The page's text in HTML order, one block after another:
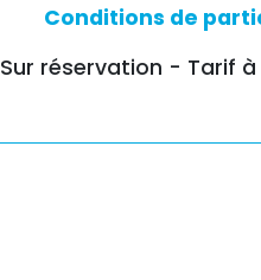
Conditions de
Sur réservation - Tarif